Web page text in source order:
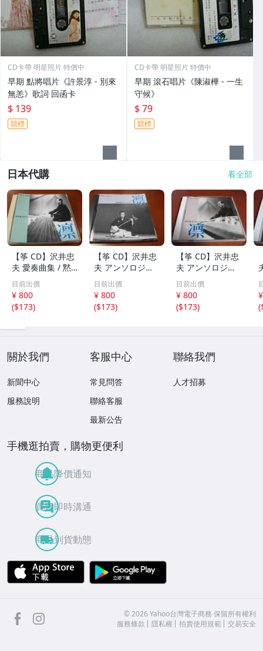
CD卡帶 明星照片 特價中
早期 點將唱片《許景淳 - 別來
無恙》歌詞 回函卡
$ 139
競標
CD卡帶 明星照片 特價中
早期 滾石唱片《陳淑樺 - 一生
守候》
$ 79
競標
日本代購 看全部
【筝 CD】沢井忠
夫 愛奏曲集 / 黙
示 、波 、二つの
相 、箏二重奏ソ
ナタ 杵屋正邦 、
入野義朗 、小野
目前出價
¥ 800
($173)
【筝 CD】沢井忠
夫 アンソロジー
「凜」からの分売
沢井忠夫作品集
ライブ 風衣、水
の声、枯野砧、五
目前出價
¥ 800
($173)
【筝 CD】沢井忠
夫 アンソロジー
「凜」からの分売
沢井忠夫 作品集
第三集 “光る海”
（限定販売） 200
目前出價
¥ 800
($173)
(
關於我們
新聞中心
服務說明
客服中心
常見問答
聯絡客服
最新公告
聯絡我們
人才招募
手機逛拍賣，購物更便利
商品降價通知
買賣即時溝通
商品到貨動態
APP Store
facebook ©2026 Yahoo台灣電子商務 保留所有權利
服務條款
隱私權 拍賣使用規範 交易安全